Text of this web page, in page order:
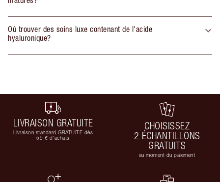
Où trouver des soins luxe contenant de l'acide
hyaluronique?
LIVRAISON GRATUITE
Livraison standard GRATUITE dès
59 € d'achats
CHOISISSEZ
2 ÉCHANTILLONS
GRATUITS
au moment du paiement